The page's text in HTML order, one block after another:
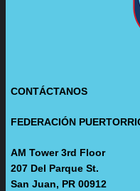
CONTÁCTANOS
FEDERACIÓN
AM Tower 3rd Floor
207 Del Parque St.
San Juan, PR 00912